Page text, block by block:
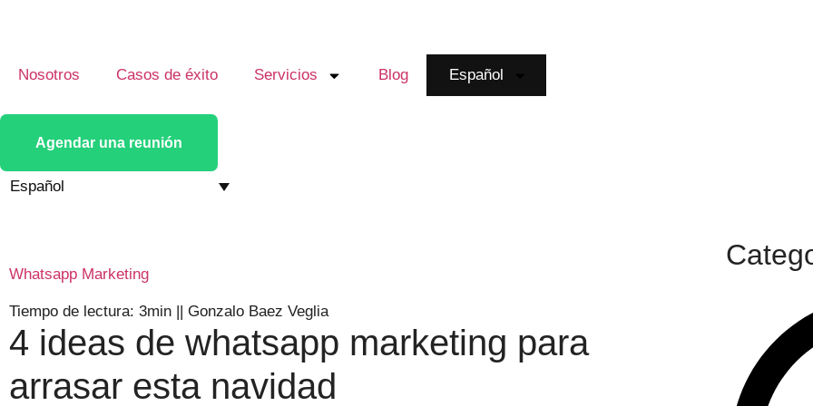
Nosotros Casos de éxito Servicios Blog Español
Agendar una reunión
Español
Whatsapp Marketing
Tiempo de lectura: 3min || Gonzalo Baez Veglia
4 ideas de whatsapp marketing para
arrasar esta navidad